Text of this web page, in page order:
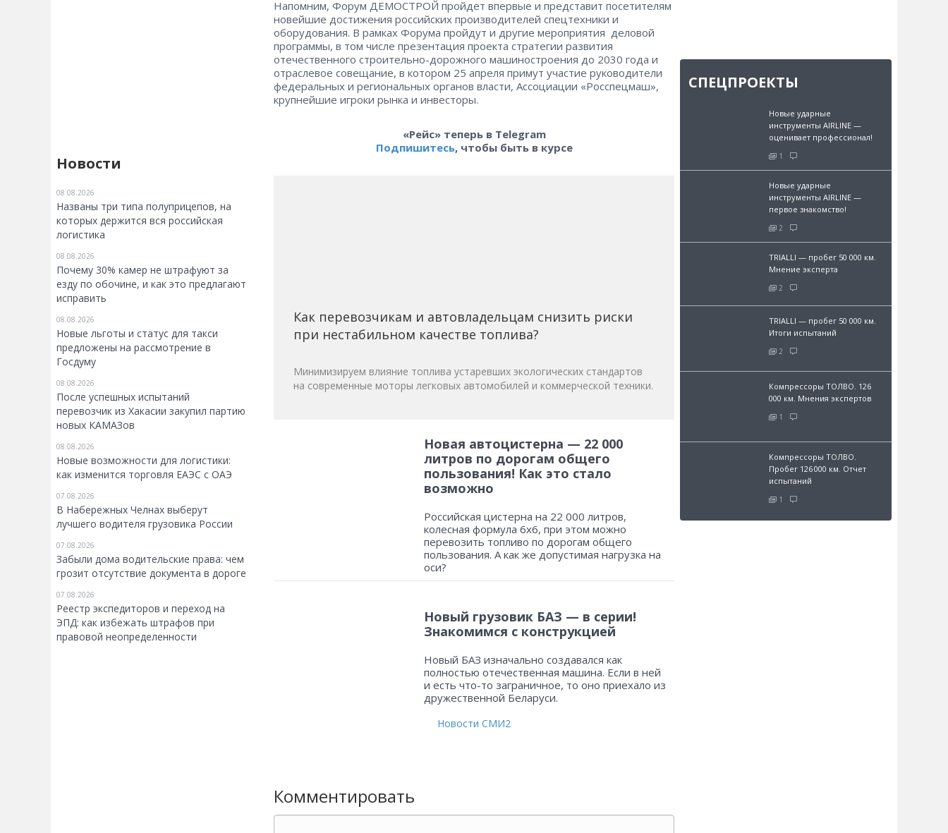
Новости
08.08.2026
Названы три типа полуприцепов, на
которых держится вся российская
логистика
08.08.2026
Почему 30% камер не штрафуют за
езду по обочине, и как это предлагают
исправить
08.08.2026
Новые льготы и статус для такси
предложены на рассмотрение в
Госдуму
08.08.2026
После успешных испытаний
перевозчик из Хакасии закупил партию
новых КАМАЗов
08.08.2026
Новые возможности для логистики:
как изменится торговля ЕАЭС с ОАЭ
07.08.2026
В Набережных Челнах выберут
лучшего водителя грузовика России
07.08.2026
Забыли дома водительские права: чем
грозит отсутствие документа в дороге
07.08.2026
Реестр экспедиторов и переход на
ЭПД: как избежать штрафов при
правовой неопределенности
Напомним, Форум ДЕМОСТРОЙ пройдет впервые и представит посетителям
новейшие достижения российских производителей спецтехники и
оборудования. В рамках Форума пройдут и другие мероприятия деловой
программы, в том числе презентация проекта стратегии развития
отечественного строительно-дорожного машиностроения до 2030 года и
отраслевое совещание, в котором 25 апреля примут участие руководители
федеральных и региональных органов власти, Ассоциации «Росспецмаш»,
крупнейшие игроки рынка и инвесторы.
«Рейс» теперь в Telegram
Подпишитесь, чтобы быть в курсе
Как перевозчикам и автовладельцам снизить риски
при нестабильном качестве топлива?
Минимизируем влияние топлива устаревших экологических стандартов
на современные моторы легковых автомобилей и коммерческой техники.
Новая автоцистерна — 22 000
литров по дорогам общего
пользования! Как это стало
возможно
Российская цистерна на 22 000 литров,
колесная формула 6х6, при этом можно
перевозить топливо по дорогам общего
пользования. А как же допустимая нагрузка на
оси?
Новый грузовик БАЗ — в серии!
Знакомимся с конструкцией
Новый БАЗ изначально создавался как
полностью отечественная машина. Если в ней
и есть что-то заграничное, то оно приехало из
дружественной Беларуси.
Новости СМИ2
Комментировать
СПЕЦПРОЕКТЫ
Новые ударные
инструменты AIRLINE —
оценивает профессионал!
1
Новые ударные
инструменты AIRLINE —
первое знакомство!
2
TRIALLI — пробег 50 000 км.
Мнение эксперта
2
TRIALLI — пробег 50 000 км.
Итоги испытаний
2
Компрессоры ТОЛВО. 126
000 км. Мнения экспертов
1
Компрессоры ТОЛВО.
Пробег 126 000 км. Отчет
испытаний
1